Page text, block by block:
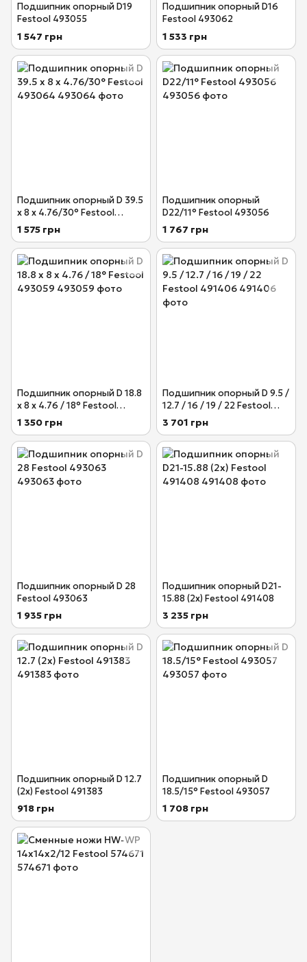
Подшипник опорный D19
Festool 493055
1 547 грн
Подшипник опорный D16
Festool 493062
1 533 грн
Подшипник опорный D 39.5
x 8 x 4.76/30° Festool
493064
1 575 грн
Подшипник опорный
D22/11° Festool 493056
1 767 грн
Подшипник опорный D 18.8
x 8 x 4.76 / 18° Festool
493059
1 350 грн
Подшипник опорный D 9.5 /
12.7 / 16 / 19 / 22 Festool
491406
3 701 грн
Подшипник опорный D 28
Festool 493063
1 935 грн
Подшипник опорный D21-
15.88 (2x) Festool 491408
3 235 грн
Подшипник опорный D 12.7
(2x) Festool 491383
918 грн
Подшипник опорный D
18.5/15° Festool 493057
1 708 грн